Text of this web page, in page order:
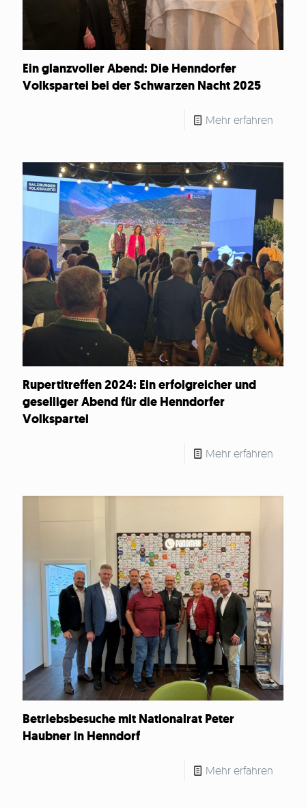
Ein glanzvoller Abend: Die Henndorfer
Volkspartei bei der Schwarzen Nacht 2025
Mehr erfahren
Rupertitreffen 2024: Ein erfolgreicher und
geselliger Abend für die Henndorfer
Volkspartei
Mehr erfahren
Betriebsbesuche mit Nationalrat Peter
Haubner in Henndorf
Mehr erfahren